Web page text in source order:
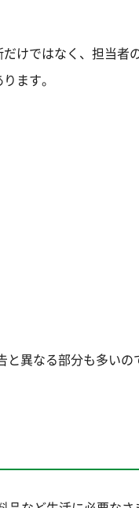
けではなく、担当者
ます。
異なる部分も多いの